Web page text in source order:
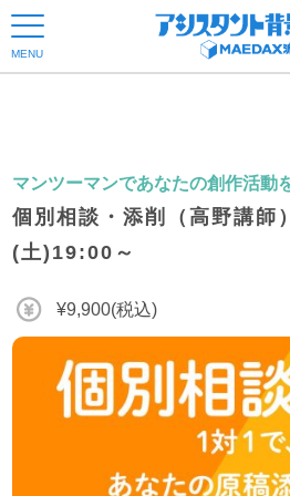
MENU
マンツーマンであなたの創作活動
個別相談・添削（高野講師
(土)19:00～
¥9,900(税込)